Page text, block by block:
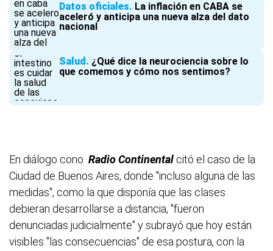
Datos oficiales La inflación en CABA se
aceleró y anticipa una nueva alza del dato
nacional
Salud
¿Qué dice la neurociencia sobre lo
que comemos y cómo nos sentimos?
En diálogo cono Radio Continental citó el caso de la
Ciudad de Buenos Aires, donde "incluso alguna de las
medidas", como la que disponía que las clases
debieran desarrollarse a distancia, "fueron
denunciadas judicialmente" y subrayó que hoy están
visibles "las consecuencias" de esa postura, con la